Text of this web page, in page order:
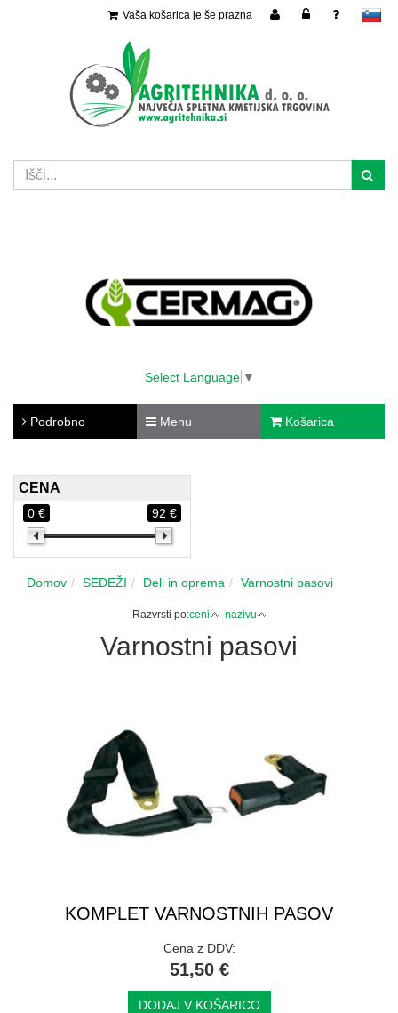
slovensko
Vaša košarica je še prazna
Select Language ▼
Podrobno Menu Košarica
CENA
0 € 92 €
Domov SEDEŽI Deli in oprema Varnostni pasovi
Razvrsti po:ceni nazivu
Varnostni pasovi
KOMPLET VARNOSTNIH PASOV
Cena z DDV:
51,50 €
DODAJ V KOŠARICO